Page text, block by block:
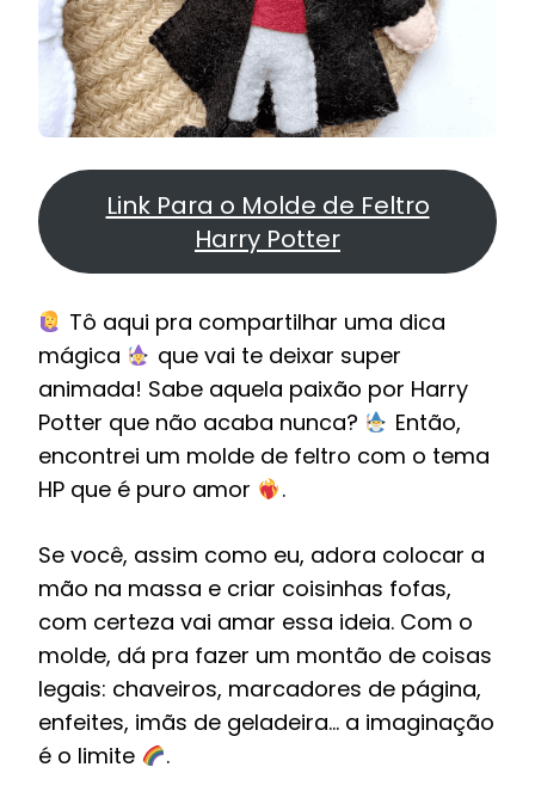
Link Para o Molde de Feltro
Harry Potter
Tô aqui pra compartilhar uma dica
mágica
que vai te deixar super
animada! Sabe aquela paixão por Harry
Potter que não acaba nunca?
Então,
encontrei um molde de feltro com o tema
HP que é puro amor
.
Se você, assim como eu, adora colocar a
mão na massa e criar coisinhas fofas,
com certeza vai amar essa ideia. Com o
molde, dá pra fazer um montão de coisas
legais: chaveiros, marcadores de página,
enfeites, imãs de geladeira… a imaginação
é o limite
.